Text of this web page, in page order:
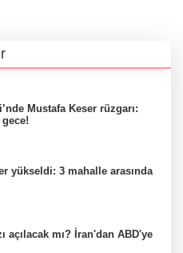
Mustafa Keser rüzgarı:
yükseldi: 3 mahalle arasında
açılacak mı? İran'dan ABD'ye